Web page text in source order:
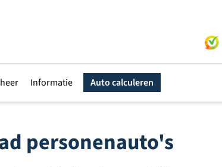
Informatie Auto calculeren
personenauto's